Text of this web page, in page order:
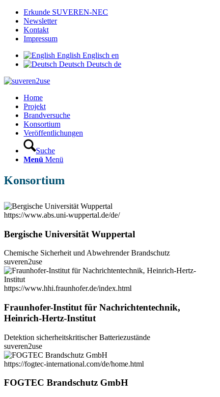
Erkunde SUVEREN-NEC
Newsletter
Kontakt
Impressum
English Englisch en
Deutsch Deutsch de
Home
Projekt
Brandversuche
Konsortium
Veröffentlichungen
Suche
Menü Menü
Konsortium
https://www.abs.uni-wuppertal.de/de/
Bergische Universität Wuppertal
Chemische Sicherheit und Abwehrender Brandschutz
suveren2use
https://www.hhi.fraunhofer.de/index.html
Fraunhofer-Institut für Nachrichtentechnik,
Heinrich-Hertz-Institut
Detektion sicherheitskritischer Batteriezustände
suveren2use
https://fogtec-international.com/de/home.html
FOGTEC Brandschutz GmbH